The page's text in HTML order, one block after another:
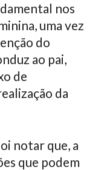
nos
uma vez
do
ao pai,
de
da
notar que, a
que podem